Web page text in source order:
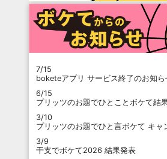
7/15
boketeアプリ サービス終了のお知ら
6/15
プリッツのお題でひとことボケて結
3/10
プリッツのお題でひと言ボケて キャ
3/9
干支でボケて2026 結果発表